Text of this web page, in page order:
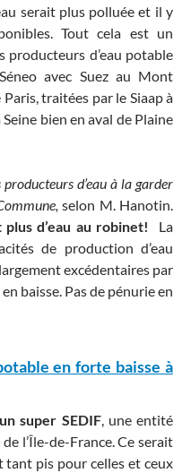
serait plus polluée et il y
Tout cela est un
producteurs d’eau potable
avec Suez au Mont
traitées par le Siaap à
bien en aval de Plaine
d’eau à la garder
selon M. Hanotin.
d’eau au robinet!
La
de production d’eau
excédentaires par
baisse. Pas de pénurie en
en forte baisse à
un super SEDIF, une entité
l’Île-de-France. Ce serait
tant pis pour celles et ceux